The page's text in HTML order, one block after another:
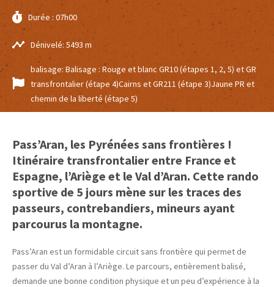
Durée : 07h00
Dénivelé: 5493 m
balisage: Balisage : Rouge et blanc GR10 (étapes 1, 2, 5) et GR
transfrontalier (étape 4)Cairns et GR211 (étape 3)Jaune PR et
chemin de la liberté (étape 5)
Pass’Aran, les Pyrénées sans frontières !
Itinéraire transfrontalier entre France et
Espagne, l’Ariège et le Val d’Aran. Cette rando
sportive de 5 jours mène sur les traces des
passeurs, contrebandiers, mineurs ayant
parcourus la montagne.
Pass’Aran est un formidable circuit sans frontière qui permet de
passer du Val d’Aran à l’Ariège. Le parcours, entièrement balisé,
demande une bonne condition physique et un peu d’expérience à la